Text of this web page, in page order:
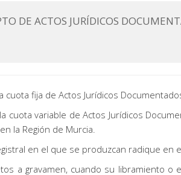
DE ACTOS JURÍDICOS
fija de Actos Jurídicos
variable de Actos Jurídicos
la Región de Murcia.
en el que se produzcan radique en
a gravamen, cuando su libramiento